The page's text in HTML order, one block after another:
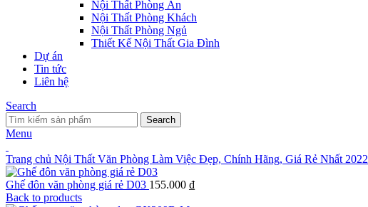
Nội Thất Phòng Ăn
Nội Thất Phòng Khách
Nội Thất Phòng Ngủ
Thiết Kế Nội Thất Gia Đình
Dự án
Tin tức
Liên hệ
Search
Search
Menu
Trang chủ Nội Thất Văn Phòng Làm Việc Đẹp, Chính Hãng, Giá Rẻ Nhất 2022
Ghế đôn văn phòng giá rẻ D03 155.000 ₫
Back to products